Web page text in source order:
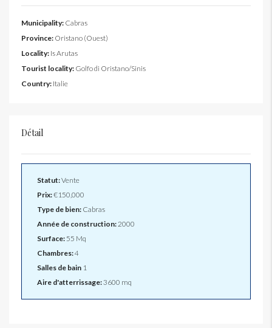
Municipality: Cabras
Province: Oristano (Ouest)
Locality: Is Arutas
Tourist locality: Golfo di Oristano/Sinis
Country: Italie
Détail
Statut:Vente
Prix:€150,000
Type de bien: Cabras
Année de construction:2000
Surface: 55 Mq
Chambres:4
Salles de bain 1
Aire d'atterrissage:3600 mq